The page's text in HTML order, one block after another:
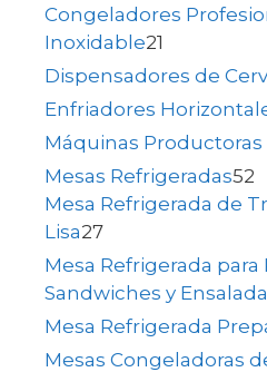
Congeladores
Inoxidable21
Dispensadores de
Enfriadores
Máquinas Productoras
Mesas Refrigeradas52
Mesa Refrigerada de
Lisa27
Mesa Refrigerada
Sandwiches y
Mesa Refrigerada
Mesas Congeladoras